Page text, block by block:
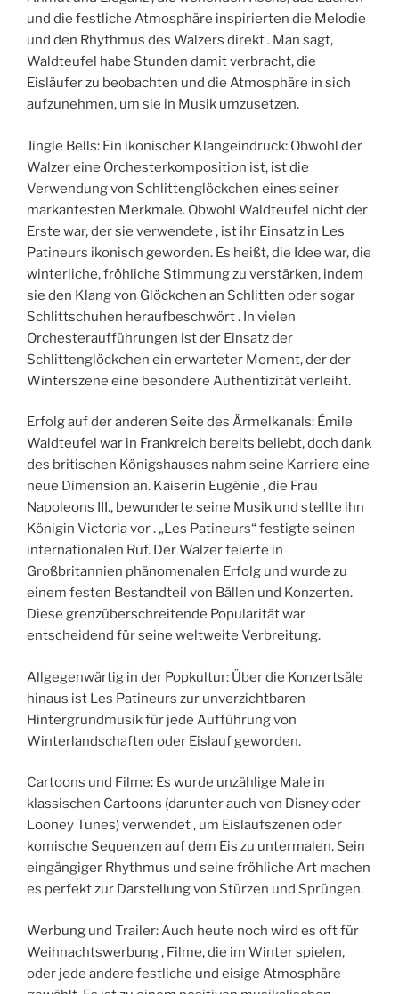
und die festliche Atmosphäre inspirierten die Melodie
und den Rhythmus des Walzers direkt . Man sagt,
Waldteufel habe Stunden damit verbracht, die
Eisläufer zu beobachten und die Atmosphäre in sich
aufzunehmen, um sie in Musik umzusetzen.
Jingle Bells: Ein ikonischer Klangeindruck: Obwohl der
Walzer eine Orchesterkomposition ist, ist die
Verwendung von Schlittenglöckchen eines seiner
markantesten Merkmale. Obwohl Waldteufel nicht der
Erste war, der sie verwendete , ist ihr Einsatz in Les
Patineurs ikonisch geworden. Es heißt, die Idee war, die
winterliche, fröhliche Stimmung zu verstärken, indem
sie den Klang von Glöckchen an Schlitten oder sogar
Schlittschuhen heraufbeschwört . In vielen
Orchesteraufführungen ist der Einsatz der
Schlittenglöckchen ein erwarteter Moment, der der
Winterszene eine besondere Authentizität verleiht.
Erfolg auf der anderen Seite des Ärmelkanals: Émile
Waldteufel war in Frankreich bereits beliebt, doch dank
des britischen Königshauses nahm seine Karriere eine
neue Dimension an. Kaiserin Eugénie , die Frau
Napoleons III., bewunderte seine Musik und stellte ihn
Königin Victoria vor . „Les Patineurs“ festigte seinen
internationalen Ruf. Der Walzer feierte in
Großbritannien phänomenalen Erfolg und wurde zu
einem festen Bestandteil von Bällen und Konzerten.
Diese grenzüberschreitende Popularität war
entscheidend für seine weltweite Verbreitung.
Allgegenwärtig in der Popkultur: Über die Konzertsäle
hinaus ist Les Patineurs zur unverzichtbaren
Hintergrundmusik für jede Aufführung von
Winterlandschaften oder Eislauf geworden.
Cartoons und Filme: Es wurde unzählige Male in
klassischen Cartoons (darunter auch von Disney oder
Looney Tunes) verwendet , um Eislaufszenen oder
komische Sequenzen auf dem Eis zu untermalen. Sein
eingängiger Rhythmus und seine fröhliche Art machen
es perfekt zur Darstellung von Stürzen und Sprüngen.
Werbung und Trailer: Auch heute noch wird es oft für
Weihnachtswerbung , Filme, die im Winter spielen,
oder jede andere festliche und eisige Atmosphäre